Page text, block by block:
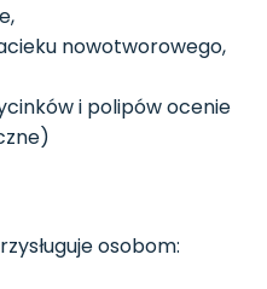
nowotworowego,
i polipów ocenie
osobom: